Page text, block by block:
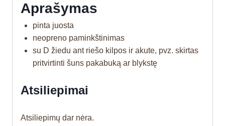
Aprašymas
pinta juosta
neopreno paminkštinimas
su D žiedu ant riešo kilpos ir akute, pvz. skirtas
pritvirtinti šuns pakabuką ar blykstę
Atsiliepimai
Atsiliepimų dar nėra.